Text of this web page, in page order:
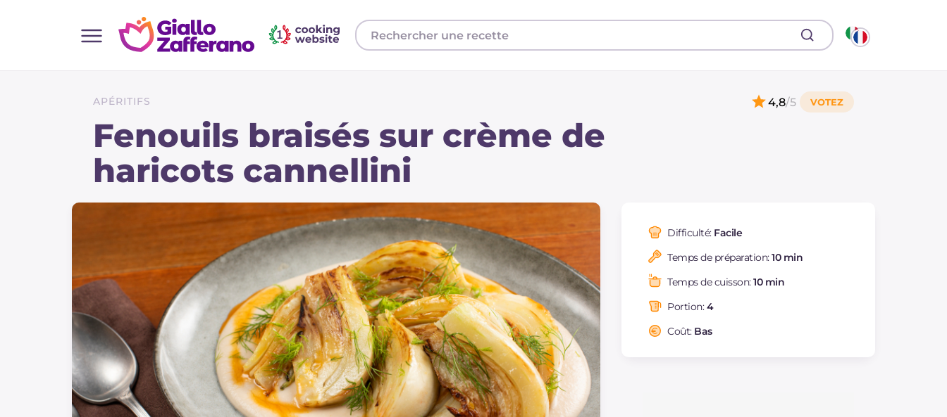
Toutes les recettes
Plats principaux
Pizzas et focaccia
Gateaux et patisserie
Dernieres recettes
IT Website
APÉRITIFS
Fenouils braisés sur crème de
haricots cannellini
4,8/5
Difficulté: Facile
Temps de préparation:10 min
Temps de cuisson:10 min
Portion:4
Coût: Bas